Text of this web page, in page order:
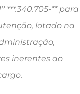
***.340.705-** para
lotado na
inerentes ao